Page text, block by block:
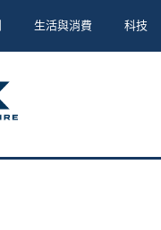
生活與消費 科技